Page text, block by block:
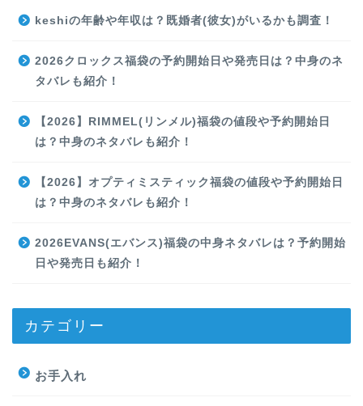
keshiの年齢や年収は？既婚者(彼女)がいるかも調査！
2026クロックス福袋の予約開始日や発売日は？中身のネ
タバレも紹介！
【2026】RIMMEL(リンメル)福袋の値段や予約開始日
は？中身のネタバレも紹介！
【2026】オプティミスティック福袋の値段や予約開始日
は？中身のネタバレも紹介！
2026EVANS(エバンス)福袋の中身ネタバレは？予約開始
日や発売日も紹介！
カテゴリー
お手入れ